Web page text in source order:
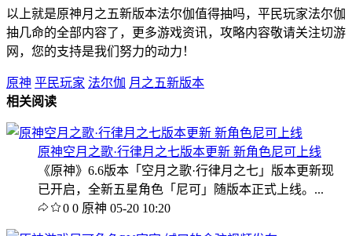
以上就是原神月之五新版本法尔伽值得抽吗，平民玩家法尔伽
抽几命的全部内容了，更多游戏资讯，攻略内容敬请关注切游
网，您的支持是我们努力的动力！
原神 平民玩家 法尔伽 月之五新版本
相关阅读
原神空月之歌·行律月之七版本更新 新角色尼可上线
《原神》6.6版本「空月之歌·行律月之七」版本更新现
已开启，全新五星角色「尼可」随版本正式上线。...
0 0 原神 05-20 10:20